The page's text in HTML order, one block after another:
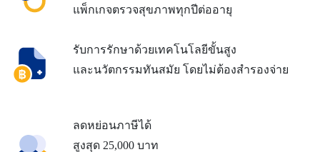
แพ็กเกจตรวจสุขภาพทุกปีต่ออายุ
รับการรักษาด้วยเทคโนโลยีขั้นสูง
และนวัตกรรมทันสมัย โดยไม่ต้องสำรองจ่าย
ลดหย่อนภาษีได้
สูงสุด 25,000 บาท